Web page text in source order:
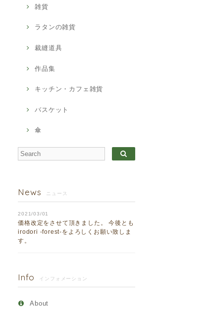
雑貨
ラタンの雑貨
裁縫道具
作品集
キッチン・カフェ雑貨
バスケット
傘
News ニュース
2021/03/01
価格改定をさせて頂きました。 今後とも
irodori -forest-をよろしくお願い致しま
す。
Info インフォメーション
About